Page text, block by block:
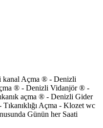
kanal Açma ® - Denizli
® - Denizli Vidanjör ® -
açma ® - Denizli Gider
Açma - Klozet wc
Günün her Saati